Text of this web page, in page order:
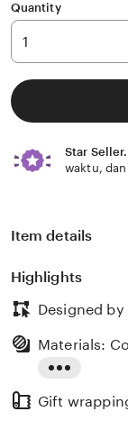
Quantity
Star Seller.
waktu,
Item details
Highlights
Designed by
the
Materials:
Gift